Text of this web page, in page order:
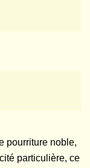
pourriture noble,
particulière, ce